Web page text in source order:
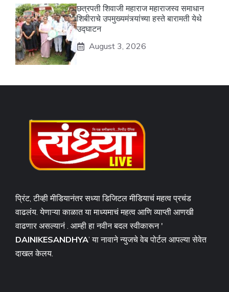
छत्रपती शिवाजी महाराज महाराजस्व समाधान
शिबीराचे उपमुख्यमंत्र्यांच्या हस्ते बारामती येथे
उद्घाटन
August 3, 2026
प्रिंट, टीव्ही मीडियानंतर सध्या डिजिटल मीडियाचं महत्व प्रचंड
वाढलंय. येणाऱ्या काळात या माध्यमाचं महत्व आणि व्याप्ती आणखी
वाढणार असल्यानं . आम्ही हा नवीन बदल स्वीकारून '
DAINIKESANDHYA’ या नावाने न्युजचे वेब पोर्टल आपल्या सेवेत
दाखल केलय.